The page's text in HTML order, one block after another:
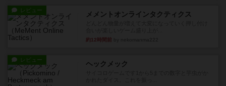
レビュー メメントオンラインタクティクス
約12時間前
レビュー ヘックメック